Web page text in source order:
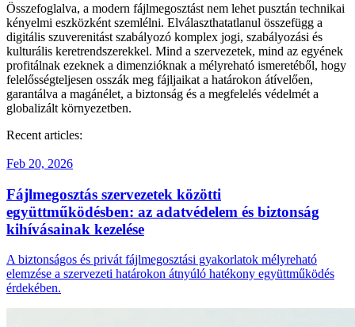
Összefoglalva, a modern fájlmegosztást nem lehet pusztán technikai
kényelmi eszközként szemlélni. Elválaszthatatlanul összefügg a
digitális szuverenitást szabályozó komplex jogi, szabályozási és
kulturális keretrendszerekkel. Mind a szervezetek, mind az egyének
profitálnak ezeknek a dimenzióknak a mélyreható ismeretéből, hogy
felelősségteljesen osszák meg fájljaikat a határokon átívelően,
garantálva a magánélet, a biztonság és a megfelelés védelmét a
globalizált környezetben.
Recent articles:
Feb 20, 2026
Fájlmegosztás szervezetek közötti
együttműködésben: az adatvédelem és biztonság
kihívásainak kezelése
A biztonságos és privát fájlmegosztási gyakorlatok mélyreható
elemzése a szervezeti határokon átnyúló hatékony együttműködés
érdekében.